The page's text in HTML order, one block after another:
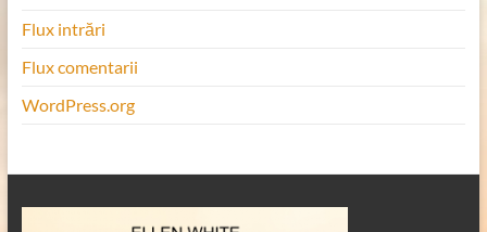
Flux intrări
Flux comentarii
WordPress.org